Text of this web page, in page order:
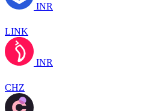
INR
LINK
INR
CHZ